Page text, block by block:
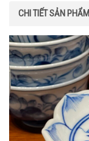
CHI TIẾT SẢN PHẨM